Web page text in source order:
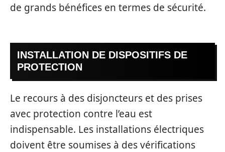
de grands bénéfices en termes de sécurité.
INSTALLATION DE DISPOSITIFS DE
PROTECTION
Le recours à des disjoncteurs et des prises
avec protection contre l’eau est
indispensable. Les installations électriques
doivent être soumises à des vérifications